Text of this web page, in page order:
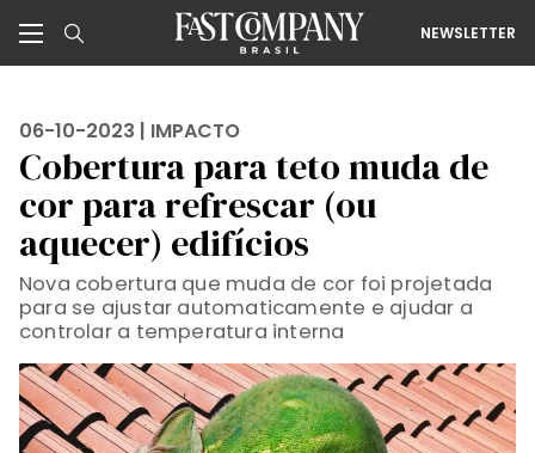
NEWSLETTER
06-10-2023 | IMPACTO
Cobertura para teto muda de
cor para refrescar (ou
aquecer) edifícios
Nova cobertura que muda de cor foi projetada
para se ajustar automaticamente e ajudar a
controlar a temperatura interna